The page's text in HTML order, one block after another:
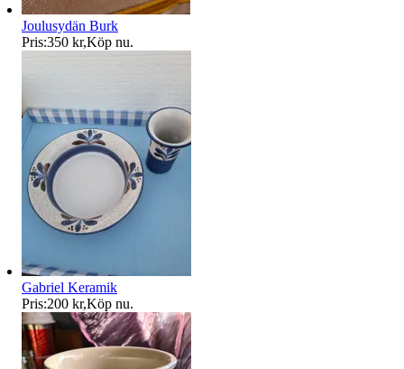
Joulusydän Burk
Pris:350 kr,Köp nu.
Gabriel Keramik
Pris:200 kr,Köp nu.